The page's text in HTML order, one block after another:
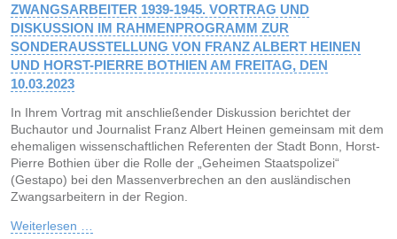
ZWANGSARBEITER 1939-1945. VORTRAG UND
DISKUSSION IM RAHMENPROGRAMM ZUR
SONDERAUSSTELLUNG VON FRANZ ALBERT HEINEN
UND HORST-PIERRE BOTHIEN AM FREITAG, DEN
10.03.2023
In Ihrem Vortrag mit anschließender Diskussion berichtet der
Buchautor und Journalist Franz Albert Heinen gemeinsam mit dem
ehemaligen wissenschaftlichen Referenten der Stadt Bonn, Horst-
Pierre Bothien über die Rolle der „Geheimen Staatspolizei“
(Gestapo) bei den Massenverbrechen an den ausländischen
Zwangsarbeitern in der Region.
Weiterlesen …